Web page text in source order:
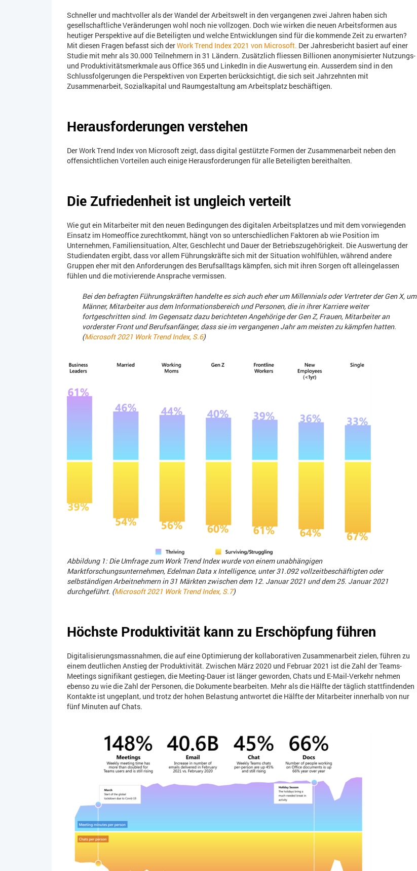
Schneller und machtvoller als der Wandel der Arbeitswelt in den vergangenen zwei Jahren haben sich
gesellschaftliche Veränderungen wohl noch nie vollzogen. Doch wie wirken die neuen Arbeitsformen aus
heutiger Perspektive auf die Beteiligten und welche Entwicklungen sind für die kommende Zeit zu erwarten?
Mit diesen Fragen befasst sich derWork Trend Index 2021 von Microsoft. Der Jahresbericht basiert auf einer
Studie mit mehr als 30.000 Teilnehmern in 31 Ländern. Zusätzlich fliessen Billionen anonymisierter Nutzungs-
und Produktivitätsmerkmale aus Office 365 und LinkedIn in die Auswertung ein. Ausserdem sind in den
Schlussfolgerungen die Perspektiven von Experten berücksichtigt, die sich seit Jahrzehnten mit
Zusammenarbeit, Sozialkapital und Raumgestaltung am Arbeitsplatz beschäftigen.
Herausforderungen verstehen
Der Work Trend Index von Microsoft zeigt, dass digital gestützte Formen der Zusammenarbeit neben den
offensichtlichen Vorteilen auch einige Herausforderungen für alle Beteiligten bereithalten.
Die Zufriedenheit ist ungleich verteilt
Wie gut ein Mitarbeiter mit den neuen Bedingungen des digitalen Arbeitsplatzes und mit dem vorwiegenden
Einsatz im Homeoffice zurechtkommt, hängt von so unterschiedlichen Faktoren ab wie Position im
Unternehmen, Familiensituation, Alter, Geschlecht und Dauer der Betriebszugehörigkeit. Die Auswertung der
Studiendaten ergibt, dass vor allem Führungskräfte sich mit der Situation wohlfühlen, während andere
Gruppen eher mit den Anforderungen des Berufsalltags kämpfen, sich mit ihren Sorgen oft alleingelassen
fühlen und die motivierende Ansprache vermissen.
Bei den befragten Führungskräften handelte es sich auch eher um Millennials oder Vertreter der Gen X, um
Männer, Mitarbeiter aus dem Informationsbereich und Personen, die in ihrer Karriere weiter
fortgeschritten sind. Im Gegensatz dazu berichteten Angehörige der Gen Z, Frauen, Mitarbeiter an
vorderster Front und Berufsanfänger, dass sie im vergangenen Jahr am meisten zu kämpfen hatten.
(Microsoft 2021 Work Trend Index, S.6)
Abbildung 1: Die Umfrage zum Work Trend Index wurde von einem unabhängigen
Marktforschungsunternehmen, Edelman Data x Intelligence, unter 31.092 vollzeitbeschäftigten oder
selbständigen Arbeitnehmern in 31 Märkten zwischen dem 12. Januar 2021 und dem 25. Januar 2021
durchgeführt. (Microsoft 2021 Work Trend Index, S.7)
Höchste Produktivität kann zu Erschöpfung führen
Digitalisierungsmassnahmen, die auf eine Optimierung der kollaborativen Zusammenarbeit zielen, führen zu
einem deutlichen Anstieg der Produktivität. Zwischen März 2020 und Februar 2021 ist die Zahl der Teams-
Meetings signifikant gestiegen, die Meeting-Dauer ist länger geworden, Chats und E-Mail-Verkehr nehmen
ebenso zu wie die Zahl der Personen, die Dokumente bearbeiten. Mehr als die Hälfte der täglich stattfindenden
Kontakte ist ungeplant, und trotz der hohen Belastung antwortet die Hälfte der Mitarbeiter innerhalb von nur
fünf Minuten auf Chats.